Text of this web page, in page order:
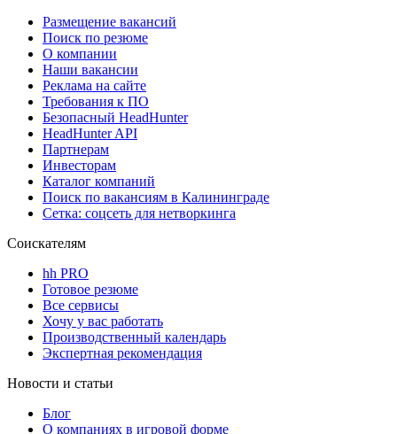
Размещение вакансий
Поиск по резюме
О компании
Наши вакансии
Реклама на сайте
Требования к ПО
Безопасный HeadHunter
HeadHunter API
Партнерам
Инвесторам
Каталог компаний
Поиск по вакансиям в Калининграде
Сетка: соцсеть для нетворкинга
Соискателям
hh PRO
Готовое резюме
Все сервисы
Хочу у вас работать
Производственный календарь
Экспертная рекомендация
Новости и статьи
Блог
О компаниях в игровой форме